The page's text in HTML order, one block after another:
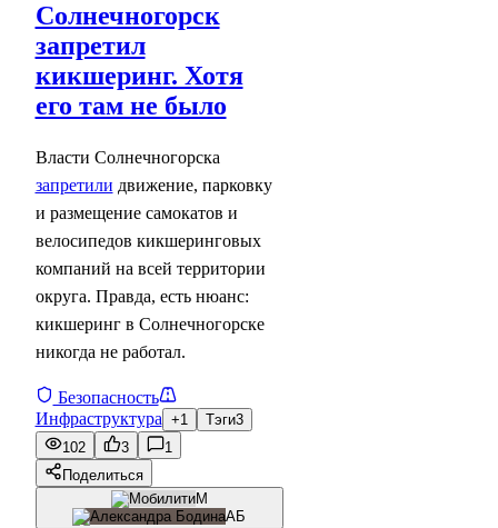
Солнечногорск
запретил
кикшеринг. Хотя
его там не было
Власти Солнечногорска
запретили движение, парковку
и размещение самокатов и
велосипедов кикшеринговых
компаний на всей территории
округа. Правда, есть нюанс:
кикшеринг в Солнечногорске
никогда не работал.
Безопасность
Инфраструктура +1 Тэги3
102
3
1
Поделиться
М
АБ